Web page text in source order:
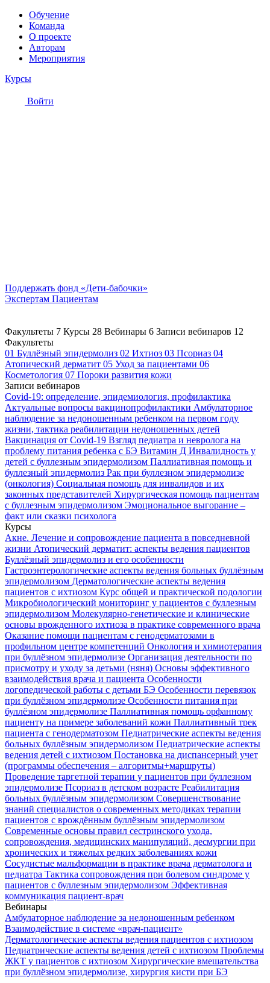
Обучение
Команда
О проекте
Авторам
Мероприятия
Курсы
Войти
Поддержать фонд «Дети-бабочки»
Экспертам Пациентам
Факультеты 7 Курсы 28 Вебинары 6 Записи вебинаров 12
Факультеты
01 Буллёзный эпидермолиз 02 Ихтиоз 03 Псориаз 04
Атопический дерматит 05 Уход за пациентами 06
Косметология 07 Пороки развития кожи
Записи вебинаров
Covid-19: определение, эпидемиология, профилактика
Актуальные вопросы вакцинопрофилактики Амбулаторное
наблюдение за недоношенным ребенком на первом году
жизни, тактика реабилитации недоношенных детей
Вакцинация от Covid-19 Взгляд педиатра и невролога на
проблему питания ребенка с БЭ Витамин Д Инвалидность у
детей с буллезным эпидермолизом Паллиативная помощь и
буллезный эпидермолиз Рак при буллезном эпидермолизе
(онкология) Социальная помощь для инвалидов и их
законных представителей Хирургическая помощь пациентам
с буллезным эпидермолизом Эмоциональное выгорание –
факт или сказки психолога
Курсы
Акне. Лечение и сопровождение пациента в повседневной
жизни Атопический дерматит: аспекты ведения пациентов
Буллёзный эпидермолиз и его особенности
Гастроэнтерологические аспекты ведения больных буллёзным
эпидермолизом Дерматологические аспекты ведения
пациентов с ихтиозом Курс общей и практической подологии
Микробиологический мониторинг у пациентов с буллезным
эпидермолизом Молекулярно-генетические и клинические
основы врожденного ихтиоза в практике современного врача
Оказание помощи пациентам с генодерматозами в
профильном центре компетенций Онкология и химиотерапия
при буллёзном эпидермолизе Организация деятельности по
присмотру и уходу за детьми (няня) Основы эффективного
взаимодействия врача и пациента Особенности
логопедической работы с детьми БЭ Особенности перевязок
при буллёзном эпидермолизе Особенности питания при
буллёзном эпидермолизе Паллиативная помощь орфанному
пациенту на примере заболеваний кожи Паллиативный трек
пациента с генодерматозом Педиатрические аспекты ведения
больных буллёзным эпидермолизом Педиатрические аспекты
ведения детей с ихтиозом Постановка на диспансерный учет
(программы обеспечения – алгоритмы+маршруты)
Проведение таргетной терапии у пациентов при буллезном
эпидермолизе Псориаз в детском возрасте Реабилитация
больных буллёзным эпидермолизом Совершенствование
знаний специалистов о современных методиках терапии
пациентов с врождённым буллёзным эпидермолизом
Современные основы правил сестринского ухода,
сопровождения, медицинских манипуляций, десмургии при
хронических и тяжелых редких заболеваниях кожи
Сосудистые мальформации в практике врача дерматолога и
педиатра Тактика сопровождения при болевом синдроме у
пациентов с буллезным эпидермолизом Эффективная
коммуникация пациент-врач
Вебинары
Амбулаторное наблюдение за недоношенным ребенком
Взаимодействие в системе «врач-пациент»
Дерматологические аспекты ведения пациентов с ихтиозом
Педиатрические аспекты ведения детей с ихтиозом Проблемы
ЖКТ у пациентов с ихтиозом Хирургические вмешательства
при буллёзном эпидермолизе, хирургия кисти при БЭ